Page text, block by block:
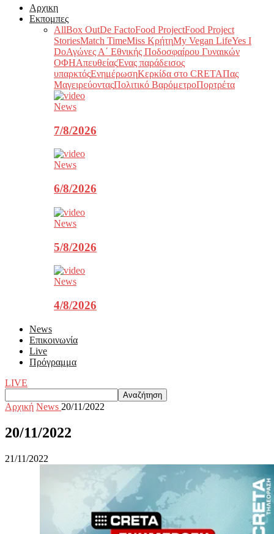
Αρχικη
Εκπομπες
AllBox OutDe FactoFood ProjectFood Project
StoriesMatch TimeMiss ΚρήτηMy Vegan LifeYes I
DoΑγώνες Α΄ Εθνικής Ποδοσφαίρου Γυναικών
ΟΦΗΑπευθείαςΈνας παράδεισος
υπαρκτόςΕνημέρωσηΚερκίδα στο CRETAΠας
ΜαγειρεύονταςΠολιτικό ΒαρόμετροΠορτρέτα
News
7/8/2026
News
6/8/2026
News
5/8/2026
News
4/8/2026
News
Επικοινωνία
Live
Πρόγραμμα
LIVE
Αρχική News 20/11/2022
20/11/2022
21/11/2022